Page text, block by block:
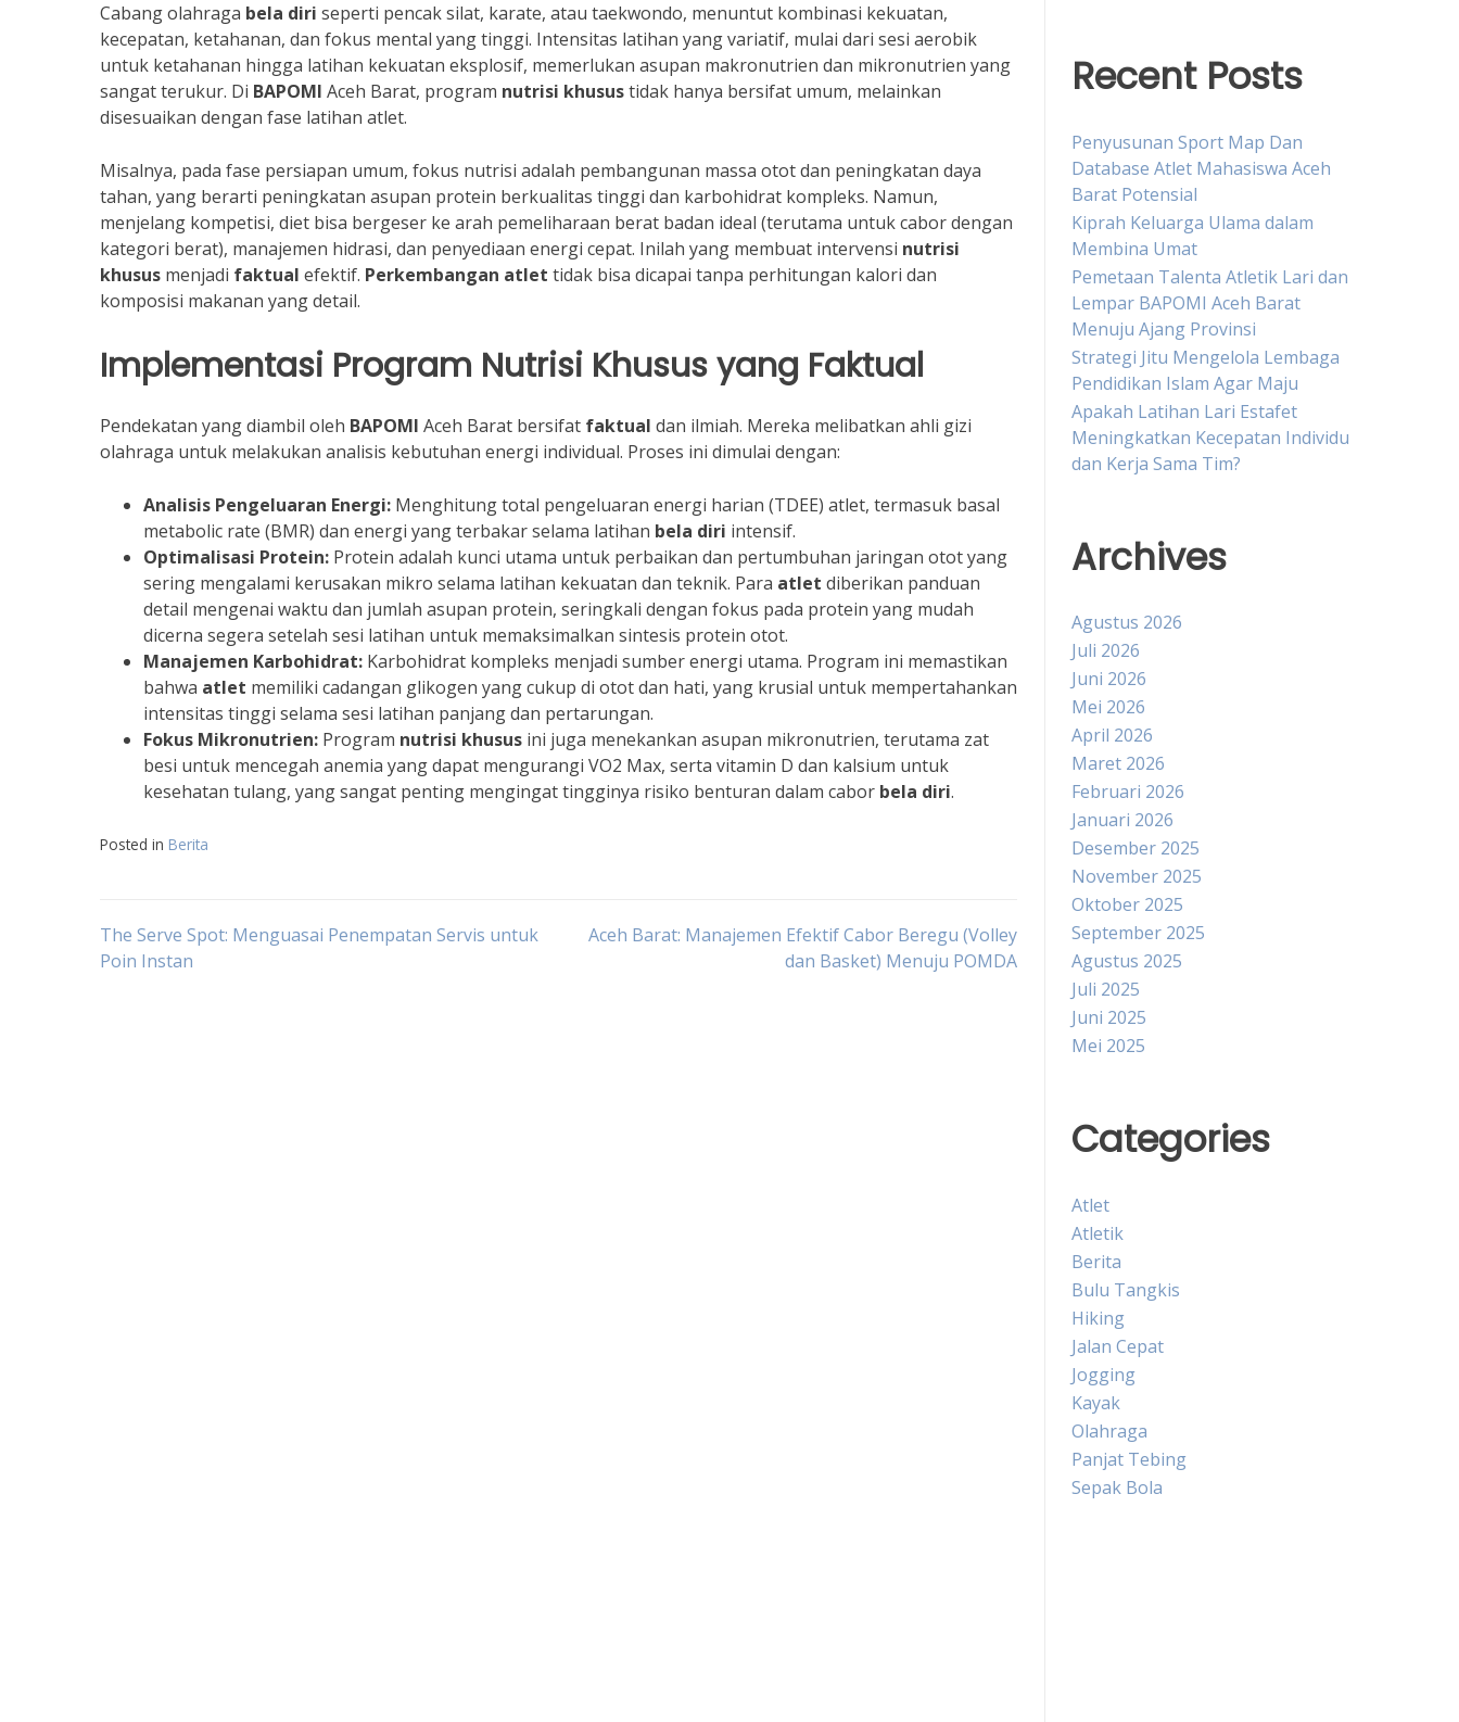
Cabang olahraga bela diri seperti pencak silat, karate, atau taekwondo, menuntut kombinasi kekuatan,
kecepatan, ketahanan, dan fokus mental yang tinggi. Intensitas latihan yang variatif, mulai dari sesi aerobik
untuk ketahanan hingga latihan kekuatan eksplosif, memerlukan asupan makronutrien dan mikronutrien yang
sangat terukur. Di BAPOMI Aceh Barat, program nutrisi khusustidak hanya bersifat umum, melainkan
disesuaikan dengan fase latihan atlet.
Misalnya, pada fase persiapan umum, fokus nutrisi adalah pembangunan massa otot dan peningkatan daya
tahan, yang berarti peningkatan asupan protein berkualitas tinggi dan karbohidrat kompleks. Namun,
menjelang kompetisi, diet bisa bergeser ke arah pemeliharaan berat badan ideal (terutama untuk cabor dengan
kategori berat), manajemen hidrasi, dan penyediaan energi cepat. Inilah yang membuat intervensi nutrisi
khusus menjadi faktual efektif. Perkembangan atlet tidak bisa dicapai tanpa perhitungan kalori dan
komposisi makanan yang detail.
Implementasi Program Nutrisi Khusus yang Faktual
Pendekatan yang diambil oleh BAPOMI Aceh Barat bersifat faktual dan ilmiah. Mereka melibatkan ahli gizi
olahraga untuk melakukan analisis kebutuhan energi individual. Proses ini dimulai dengan:
Analisis Pengeluaran Energi: Menghitung total pengeluaran energi harian (TDEE) atlet, termasuk basal
metabolic rate (BMR) dan energi yang terbakar selama latihan bela diri intensif.
Optimalisasi Protein: Protein adalah kunci utama untuk perbaikan dan pertumbuhan jaringan otot yang
sering mengalami kerusakan mikro selama latihan kekuatan dan teknik. Para atlet diberikan panduan
detail mengenai waktu dan jumlah asupan protein, seringkali dengan fokus pada protein yang mudah
dicerna segera setelah sesi latihan untuk memaksimalkan sintesis protein otot.
Manajemen Karbohidrat: Karbohidrat kompleks menjadi sumber energi utama. Program ini memastikan
bahwa atlet memiliki cadangan glikogen yang cukup di otot dan hati, yang krusial untuk mempertahankan
intensitas tinggi selama sesi latihan panjang dan pertarungan.
Fokus Mikronutrien: Program nutrisi khusus ini juga menekankan asupan mikronutrien, terutama zat
besi untuk mencegah anemia yang dapat mengurangi VO2 Max, serta vitamin D dan kalsium untuk
kesehatan tulang, yang sangat penting mengingat tingginya risiko benturan dalam cabor bela diri.
Posted in Berita
Navigasi
The Serve Spot: Menguasai Penempatan Servis untuk
Poin Instan
Aceh Barat: Manajemen Efektif Cabor Beregu (Volley
dan Basket) Menuju POMDA
Recent Posts
Penyusunan Sport Map Dan
Database Atlet Mahasiswa Aceh
Barat Potensial
Kiprah Keluarga Ulama dalam
Membina Umat
Pemetaan Talenta Atletik Lari dan
Lempar BAPOMI Aceh Barat
Menuju Ajang Provinsi
Strategi Jitu Mengelola Lembaga
Pendidikan Islam Agar Maju
Apakah Latihan Lari Estafet
Meningkatkan Kecepatan Individu
dan Kerja Sama Tim?
Archives
Agustus 2026
Juli 2026
Juni 2026
Mei 2026
April 2026
Maret 2026
Februari 2026
Januari 2026
Desember 2025
November 2025
Oktober 2025
September 2025
Agustus 2025
Juli 2025
Juni 2025
Mei 2025
Categories
Atlet
Atletik
Berita
Bulu Tangkis
Hiking
Jalan Cepat
Jogging
Kayak
Olahraga
Panjat Tebing
Sepak Bola